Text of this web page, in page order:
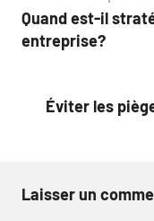
de
Quand est-il
entreprise?
Éviter les
Laisser un